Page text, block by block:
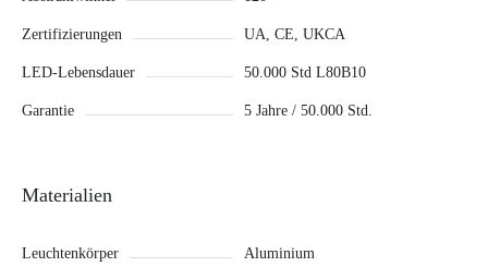
Zertifizierungen UA, CE, UKCA
LED-Lebensdauer 50.000 Std L80B10
Garantie 5 Jahre / 50.000 Std.
Materialien
Leuchtenkörper Aluminium